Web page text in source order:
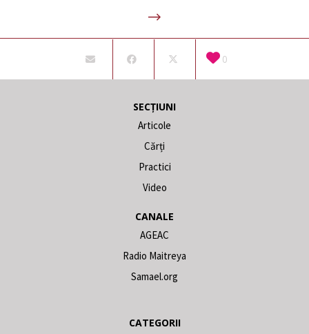
0
SECȚIUNI
Articole
Cărți
Practici
Video
CANALE
AGEAC
Radio Maitreya
Samael.org
CATEGORII